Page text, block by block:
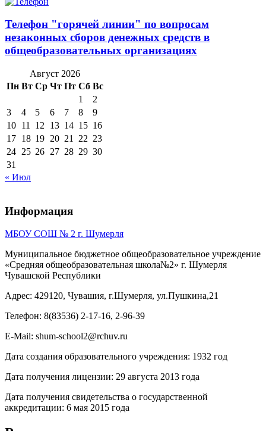
Телефон "горячей линии" по вопросам
незаконных сборов денежных средств в
общеобразовательных организациях
Август 2026
Пн Вт Ср Чт Пт Сб Вс
1
2
3
4 5 6 7 8
9
10 11 12 13 14 15 16
17 18 19 20 21 22 23
24 25 26 27 28 29 30
31
« Июл
Информация
МБОУ СОШ № 2 г. Шумерля
Муниципальное бюджетное общеобразовательное учреждение
«Средняя общеобразовательная школа№2» г. Шумерля
Чувашской Республики
Адрес: 429120, Чувашия, г.Шумерля, ул.Пушкина,21
Телефон: 8(83536) 2-17-16, 2-96-39
E-Mail: shum-school2@rchuv.ru
Дата создания образовательного учреждения: 1932 год
Дата получения лицензии: 29 августа 2013 года
Дата получения свидетельства о государственной
аккредитации: 6 мая 2015 года